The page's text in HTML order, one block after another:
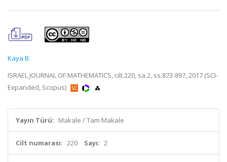
Kaya B.
ISRAEL JOURNAL OF MATHEMATICS, cilt.220, sa.2, ss.873-897, 2017 (SCI-
Expanded, Scopus)
Yayın Türü: Makale / Tam Makale
Cilt numarası: 220 Sayı: 2